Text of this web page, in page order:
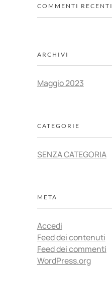
COMMENTI RECENTI
ARCHIVI
Maggio 2023
CATEGORIE
SENZA CATEGORIA
META
Accedi
Feed dei contenuti
Feed dei commenti
WordPress.org